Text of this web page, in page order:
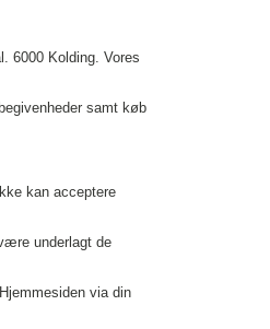
6000 Kolding. Vores
samt køb
kan acceptere
underlagt de
via din